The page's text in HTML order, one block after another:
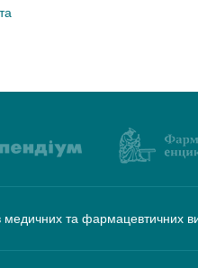
медичних та фармацевтичних